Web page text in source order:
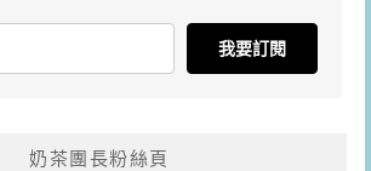
我要訂閱
奶茶團長粉絲頁